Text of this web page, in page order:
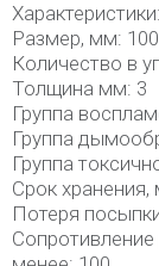
Характеристики:
Размер, мм:
Количество в
Толщина мм: 3
Группа
Группа
Группа
Срок хранения,
Потеря